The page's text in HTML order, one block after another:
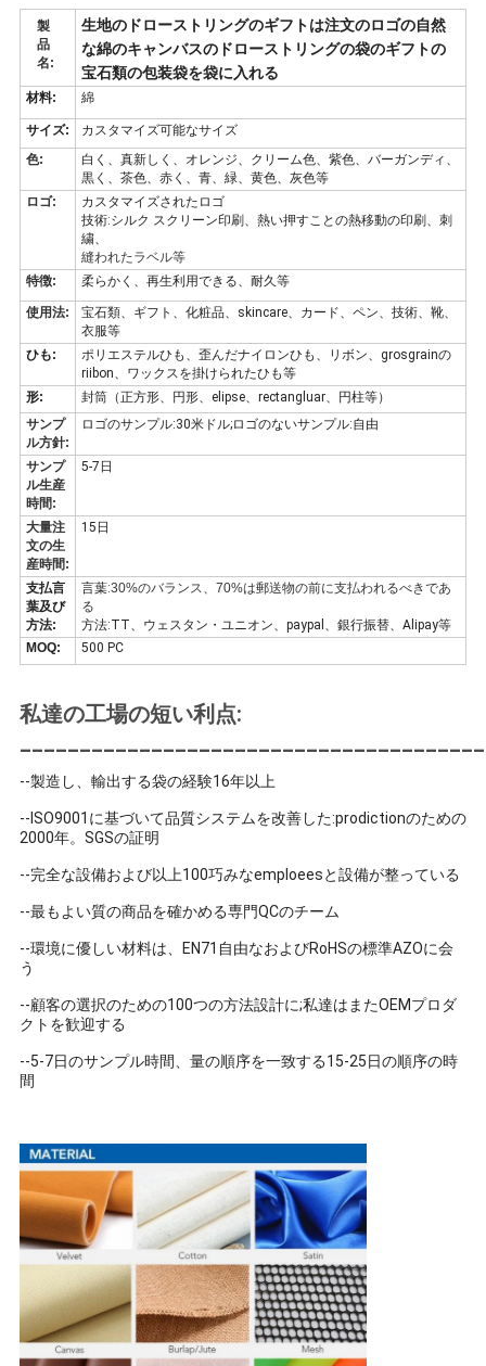
金
求
め
て
だ
さ
い
ニ
ュ
ー
ス
製
品
名:
生地のドローストリングのギフトは注文のロゴの自然
な綿のキャンバスのドローストリングの袋のギフトの
宝石類の包装袋を袋に入れる
材料: 綿
サイズ:
カスタマイズ可能なサイズ
色:
白く、真新しく、オレンジ、クリーム色、紫色、バーガンディ、
黒く、茶色、赤く、青、緑、黄色、灰色等
ロゴ:
カスタマイズされたロゴ
技術:シルク スクリーン印刷、熱い押すことの熱移動の印刷、刺
繍、
縫われたラベル等
特徴:
柔らかく、再生利用できる、耐久等
使用法:
宝石類、ギフト、化粧品、skincare、カード、ペン、技術、靴、
衣服等
ひも:
ポリエステルひも、歪んだナイロンひも、リボン、grosgrainの
riibon、ワックスを掛けられたひも等
形:
封筒（正方形、円形、elipse、rectangluar、円柱等）
サンプ
ル方針:
ロゴのサンプル:30米ドル;ロゴのないサンプル:自由
サンプ
ル生産
時間:
5-7日
大量注
文の生
産時間:
15日
支払言
葉及び
方法:
言葉:30%のバランス、70%は郵送物の前に支払われるべきであ
る
方法:TT、ウェスタン・ユニオン、paypal、銀行振替、Alipay等
MOQ:
500 PC
私達の工場の短い利点:
--製造し、輸出する袋の経験16年以上
--ISO9001に基づいて品質システムを改善した:prodictionのための
2000年。SGSの証明
--完全な設備および以上100巧みなemploeesと設備が整っている
--最もよい質の商品を確かめる専門QCのチーム
--環境に優しい材料は、EN71自由なおよびRoHSの標準AZOに会
う
--顧客の選択のための100つの方法設計に;私達はまたOEMプロダ
クトを歓迎する
--5-7日のサンプル時間、量の順序を一致する15-25日の順序の時
間